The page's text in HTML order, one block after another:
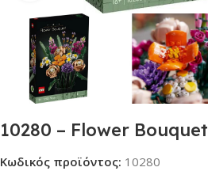
10280 – Flower Bouquet
Κωδικός προϊόντος: 10280